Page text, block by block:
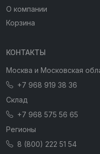
О компании
Корзина
КОНТАКТЫ
Москва и Московская
+7 968 919 38 36
Склад
+7 968 575 56 65
Регионы
8 (800) 222 51 54